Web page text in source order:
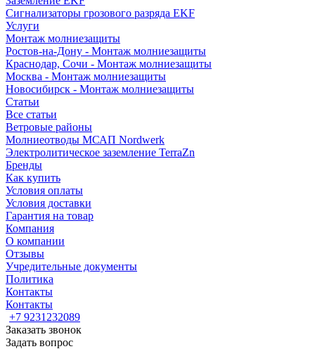
Сигнализаторы грозового разряда EKF
Услуги
Монтаж молниезащиты
Ростов-на-Дону - Монтаж молниезащиты
Краснодар, Сочи - Монтаж молниезащиты
Москва - Монтаж молниезащиты
Новосибирск - Монтаж молниезащиты
Статьи
Все статьи
Ветровые районы
Молниеотводы МСАП Nordwerk
Электролитическое заземление TerraZn
Бренды
Как купить
Условия оплаты
Условия доставки
Гарантия на товар
Компания
О компании
Отзывы
Учредительные документы
Политика
Контакты
Контакты
+7 9231232089
Заказать звонок
Задать вопрос